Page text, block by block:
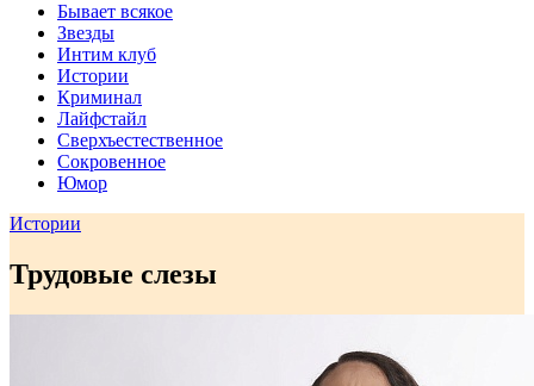
Бывает всякое
Звезды
Интим клуб
Истории
Криминал
Лайфстайл
Сверхъестественное
Сокровенное
Юмор
Истории
Трудовые слезы